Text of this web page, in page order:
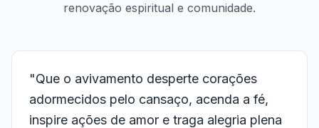
renovação espiritual e comunidade.
"Que o avivamento desperte corações
adormecidos pelo cansaço, acenda a fé,
inspire ações de amor e traga alegria plena